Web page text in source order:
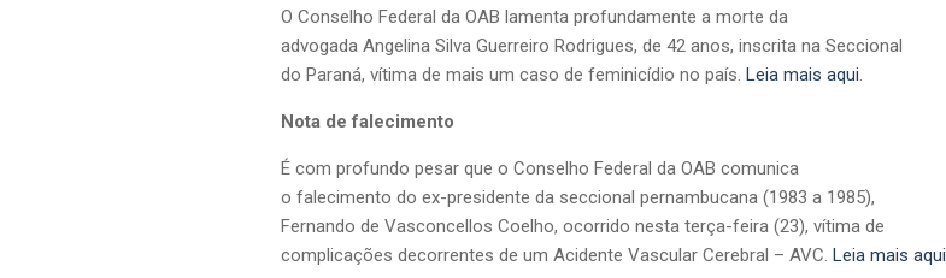
O Conselho Federal da OAB lamenta profundamente a morte da
advogada Angelina Silva Guerreiro Rodrigues, de 42 anos, inscrita na Seccional
do Paraná, vítima de mais um caso de feminicídio no país. Leia mais aqui.
Nota de falecimento
É com profundo pesar que o Conselho Federal da OAB comunica
o falecimento do ex-presidente da seccional pernambucana (1983 a 1985),
Fernando de Vasconcellos Coelho, ocorrido nesta terça-feira (23), vítima de
complicações decorrentes de um Acidente Vascular Cerebral – AVC. Leia mais aqui